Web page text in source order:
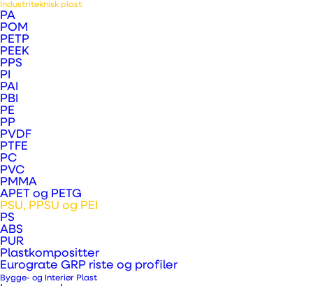
Industriteknisk plast
PA
POM
PETP
PEEK
PPS
PI
PAI
PBI
PE
PP
PVDF
PTFE
PC
PVC
PMMA
APET og PETG
PSU, PPSU og PEI
PS
ABS
PUR
Plastkompositter
Eurograte GRP riste og profiler
Bygge- og Interiør Plast
af ikke UV-stabiliseret polysulfon
samt til medicinaludstyr, der
udsættes for hyppig rengøring og
PPSU standardprodukter er